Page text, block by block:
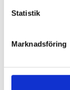
Statistik
Marknadsföring